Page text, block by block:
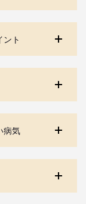
ト
病気